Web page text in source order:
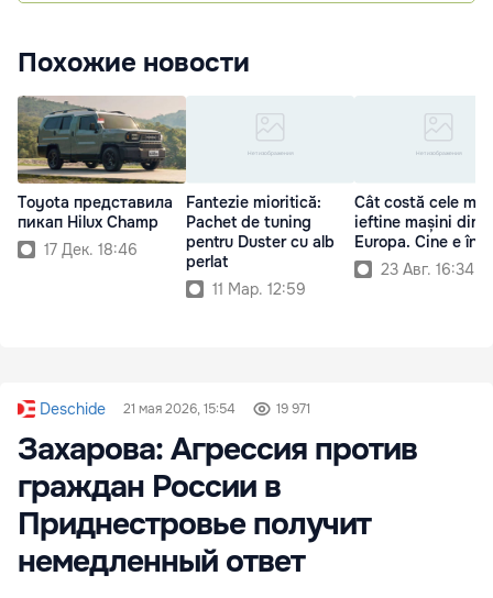
Похожие новости
Toyota представила
пикап Hilux Champ
17 Дек. 18:46
Fantezie mioritică:
Pachet de tuning
pentru Duster cu alb
perlat
11 Мар. 12:59
Cât costă cele mai
ieftine mașini din
Europa. Cine e în
23 Авг. 16:34
Deschide 21 мая 2026, 15:54 19 971
Захарова: Агрессия против
граждан России в
Приднестровье получит
немедленный ответ